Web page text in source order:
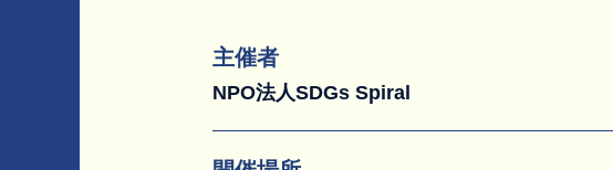
主催者
NPO法人SDGs Spiral